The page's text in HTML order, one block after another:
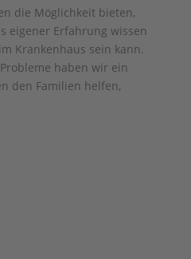
die Möglichkeit bieten,
eigener Erfahrung wissen
Krankenhaus sein kann.
haben wir ein
den Familien helfen,